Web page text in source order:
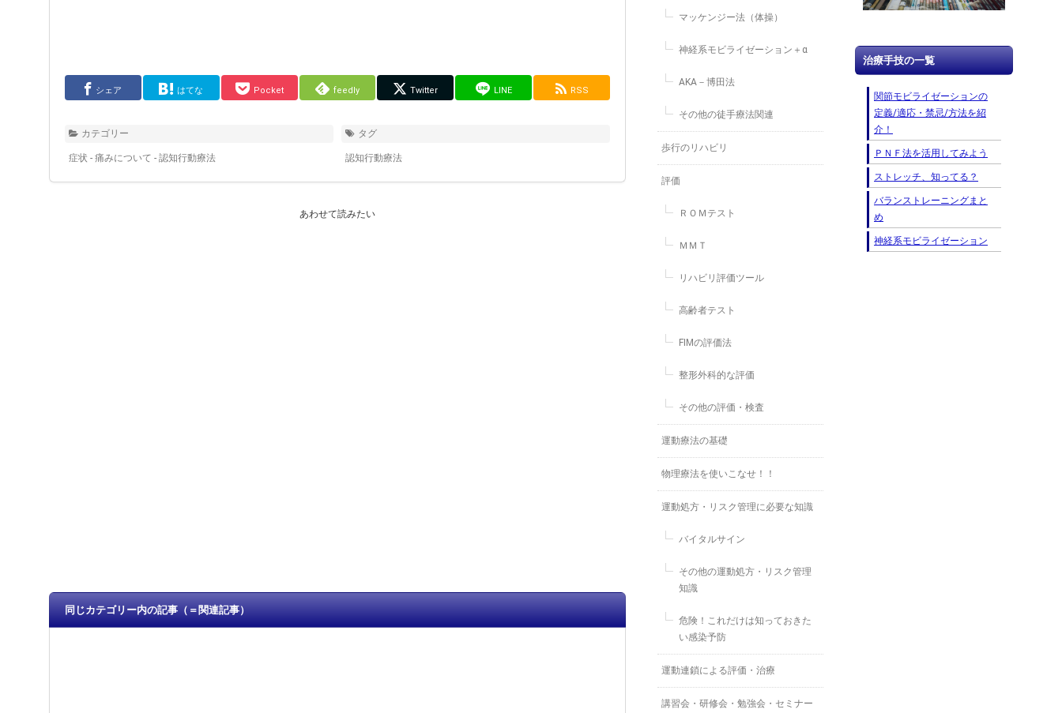
シェア はてな Pocket feedly Twitter LINE RSS
カテゴリー
症状 - 痛みについて - 認知行動療法
タグ
認知行動療法
あわせて読みたい
同じカテゴリー内の記事（＝関連記事）
マッケンジー法（体操）
神経系モビライゼーション＋α
AKA－博田法
その他の徒手療法関連
歩行のリハビリ
評価
ＲＯＭテスト
ＭＭＴ
リハビリ評価ツール
高齢者テスト
FIMの評価法
整形外科的な評価
その他の評価・検査
運動療法の基礎
物理療法を使いこなせ！！
運動処方・リスク管理に必要な知識
バイタルサイン
その他の運動処方・リスク管理
知識
危険！これだけは知っておきた
い感染予防
運動連鎖による評価・治療
講習会・研修会・勉強会・セミナー
治療手技の一覧
関節モビライゼーションの
定義/適応・禁忌/方法を紹
介！
ＰＮＦ法を活用してみよう
ストレッチ、知ってる？
バランストレーニングまと
め
神経系モビライゼーション